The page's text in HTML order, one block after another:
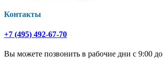
Контакты
+7 (495) 492-67-70
Вы можете позвонить в рабочие дни с 9:00 до